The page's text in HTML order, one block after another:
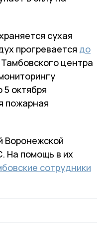
сухая
прогревается до
центра
октября
пожарная
Воронежской
На помощь в их
сотрудники